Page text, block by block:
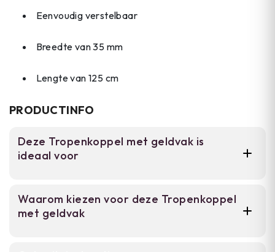
Eenvoudig verstelbaar
Breedte van 35 mm
Lengte van 125 cm
PRODUCTINFO
Deze Tropenkoppel met geldvak is
ideaal voor
die een betrouwbare riem zoeken voor
camping, vakantie en werkkleding. De
Waarom kiezen voor deze Tropenkoppel
met geldvak